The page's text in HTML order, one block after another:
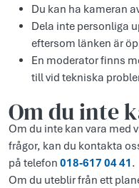
Du kan ha kameran
Dela inte personliga
eftersom länken är
En moderator finns
till vid tekniska
Om du inte
Om du inte kan vara med
frågor, kan du kontakta
på telefon 018‑617 04 41.
Om du uteblir från ett